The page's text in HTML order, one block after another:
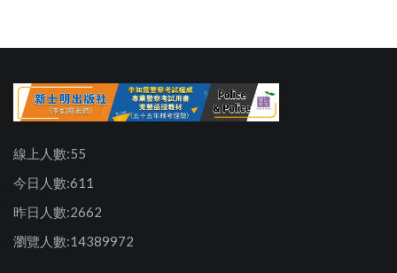
線上人數:55
今日人數:611
昨日人數:2662
瀏覽人數:14389972